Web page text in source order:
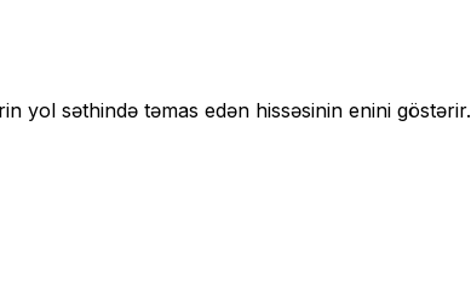
yol səthində təmas edən hissəsinin enini göstərir.